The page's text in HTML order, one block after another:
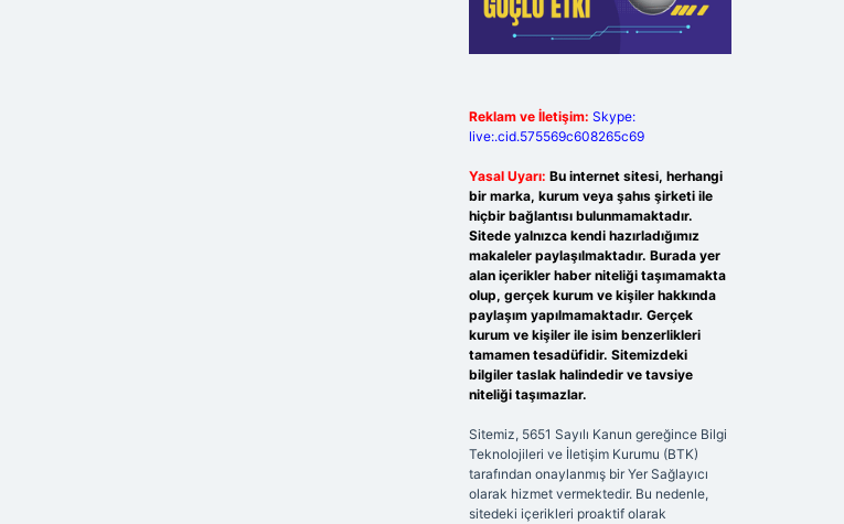
Reklam ve İletişim: Skype:
live:.cid.575569c608265c69
Yasal Uyarı: Bu internet sitesi, herhangi
bir marka, kurum veya şahıs şirketi ile
hiçbir bağlantısı bulunmamaktadır.
Sitede yalnızca kendi hazırladığımız
makaleler paylaşılmaktadır. Burada yer
alan içerikler haber niteliği taşımamakta
olup, gerçek kurum ve kişiler hakkında
paylaşım yapılmamaktadır. Gerçek
kurum ve kişiler ile isim benzerlikleri
tamamen tesadüfidir. Sitemizdeki
bilgiler taslak halindedir ve tavsiye
niteliği taşımazlar.
Sitemiz, 5651 Sayılı Kanun gereğince Bilgi
Teknolojileri ve İletişim Kurumu (BTK)
tarafından onaylanmış bir Yer Sağlayıcı
olarak hizmet vermektedir. Bu nedenle,
sitedeki içerikleri proaktif olarak